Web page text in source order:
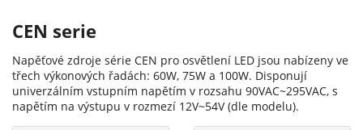
CEN serie
Napěťové zdroje série CEN pro osvětlení LED jsou nabízeny ve
třech výkonových řadách: 60W, 75W a 100W. Disponují
univerzálním vstupním napětím v rozsahu 90VAC~295VAC, s
napětím na výstupu v rozmezí 12V~54V (dle modelu).